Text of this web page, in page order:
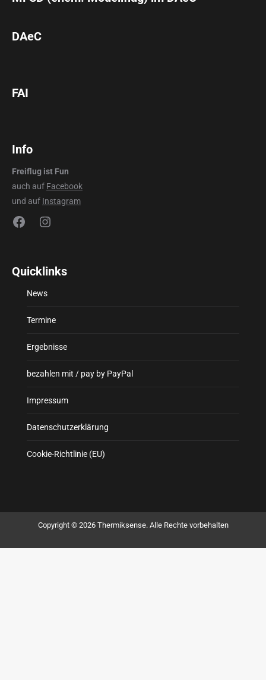
DAeC
FAI
Info
Freiflug ist Fun
auch auf Facebook
und auf Instagram
FacebookInstagram
Quicklinks
News
Termine
Ergebnisse
bezahlen mit / pay by PayPal
Impressum
Datenschutzerklärung
Cookie-Richtlinie (EU)
Copyright © 2026 Thermiksense. Alle Rechte vorbehalten